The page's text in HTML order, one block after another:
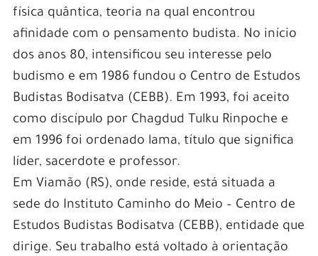
física quântica, teoria na qual encontrou
afinidade com o pensamento budista. No início
dos anos 80, intensificou seu interesse pelo
budismo e em 1986 fundou o Centro de Estudos
Budistas Bodisatva (CEBB). Em 1993, foi aceito
como discípulo por Chagdud Tulku Rinpoche e
em 1996 foi ordenado lama, título que significa
líder, sacerdote e professor.
Em Viamão (RS), onde reside, está situada a
sede do Instituto Caminho do Meio – Centro de
Estudos Budistas Bodisatva (CEBB), entidade que
dirige. Seu trabalho está voltado à orientação